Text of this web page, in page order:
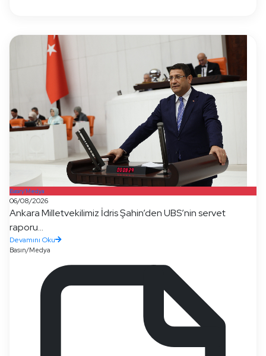
Basın/Medya
06/08/2026
Ankara Milletvekilimiz İdris Şahin’den UBS’nin servet
raporu...
Devamını Oku
Basın/Medya